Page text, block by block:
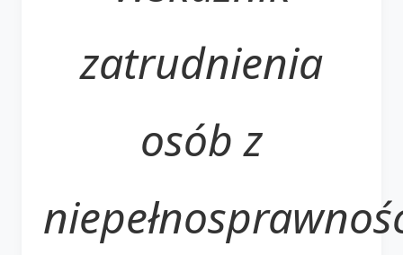
zatrudnienia
osób z